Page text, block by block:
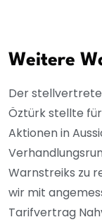
Weitere
Der
Öztürk stellte
Aktionen in
Warnstreiks zu
wir mit
Tarifvertrag